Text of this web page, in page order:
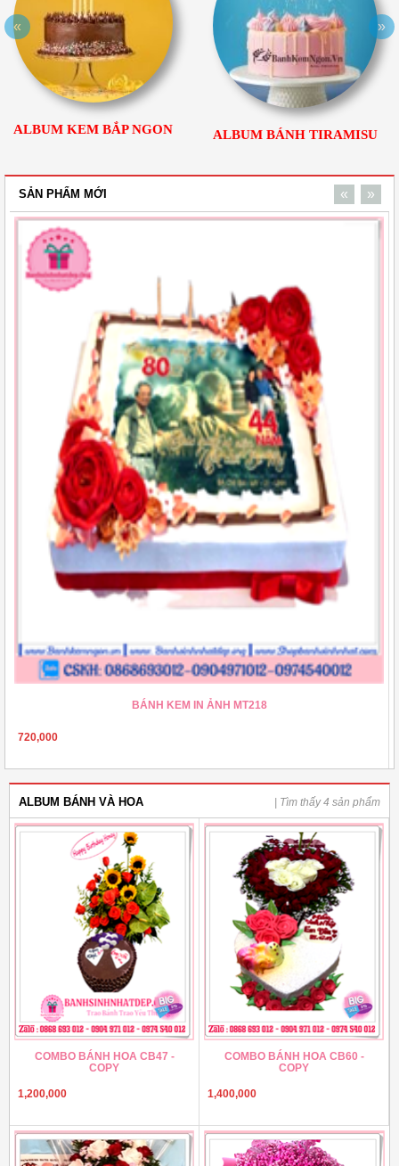
ALBUM KEM BẮP NGON ALBUM BÁNH TIRAMISU
« »
SẢN PHẨM MỚI
BÁNH KEM IN ẢNH MT218
720,000
« »
ALBUM BÁNH VÀ HOA | Tìm thấy 4 sản phẩm
COMBO BÁNH HOA CB47 -
COPY
1,200,000
COMBO BÁNH HOA CB60 -
COPY
1,400,000